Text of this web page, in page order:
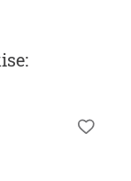
: